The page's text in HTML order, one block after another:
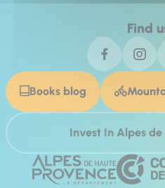
Find
Books blog
Invest In Alpes de